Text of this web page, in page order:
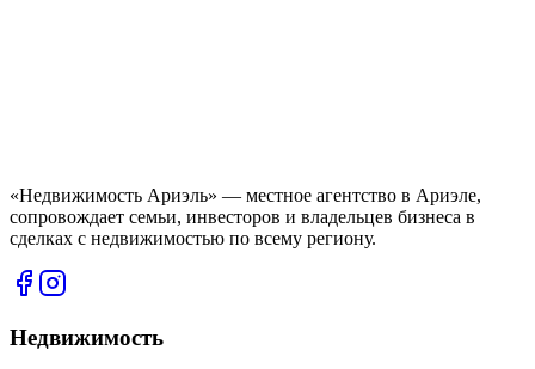
«Недвижимость Ариэль» — местное агентство в Ариэле,
сопровождает семьи, инвесторов и владельцев бизнеса в
сделках с недвижимостью по всему региону.
Недвижимость